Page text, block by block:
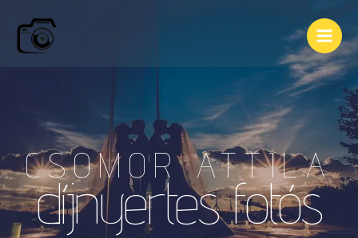
CSOMOR ATTILA
díjnyertes fotós